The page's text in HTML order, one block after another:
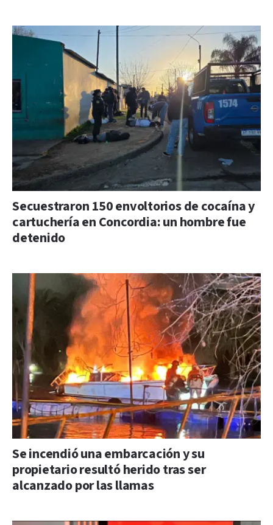
Secuestraron 150 envoltorios de cocaína y
cartuchería en Concordia: un hombre fue
detenido
Se incendió una embarcación y su
propietario resultó herido tras ser
alcanzado por las llamas